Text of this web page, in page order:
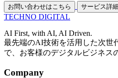
お問い合わせはこちら サービス詳
TECHNO DIGITAL
AI First, with AI, AI Driven.
最先端のAI技術を活用した次世
で、お客様のデジタルビジネス
Company